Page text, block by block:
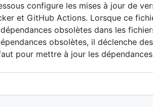
configure les mises à jour de
et GitHub Actions. Lorsque ce
obsolètes dans les
obsolètes, il déclenche
pour mettre à jour les